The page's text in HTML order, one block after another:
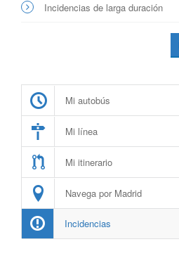
Incidencias de larga duración
Mi autobús
Mi línea
Mi itinerario
Navega por Madrid
Incidencias